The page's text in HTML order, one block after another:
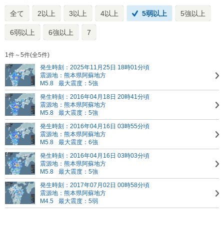
全て 2以上 3以上 4以上 5弱以上 5強以上
6弱以上 6強以上 7
1件～5件(全5件)
発生時刻：2025年11月25日 18時01分頃
震源地：熊本県阿蘇地方
M5.8
最大震度：5強
発生時刻：2016年04月18日 20時41分頃
震源地：熊本県阿蘇地方
M5.8
最大震度：5強
発生時刻：2016年04月16日 03時55分頃
震源地：熊本県阿蘇地方
M5.8
最大震度：6強
発生時刻：2016年04月16日 03時03分頃
震源地：熊本県阿蘇地方
M5.8
最大震度：5強
発生時刻：2017年07月02日 00時58分頃
震源地：熊本県阿蘇地方
M4.5
最大震度：5弱